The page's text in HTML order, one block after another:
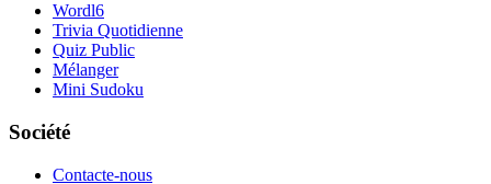
Wordl6
Trivia Quotidienne
Quiz Public
Mélanger
Mini Sudoku
Société
Contacte-nous